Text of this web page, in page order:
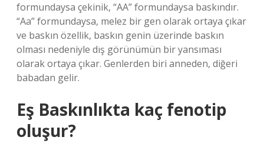
formundaysa çekinik, “AA” formundaysa baskındır.
“Aa” formundaysa, melez bir gen olarak ortaya çıkar
ve baskın özellik, baskın genin üzerinde baskın
olması nedeniyle dış görünümün bir yansıması
olarak ortaya çıkar. Genlerden biri anneden, diğeri
babadan gelir.
Eş Baskınlıkta kaç fenotip
oluşur?